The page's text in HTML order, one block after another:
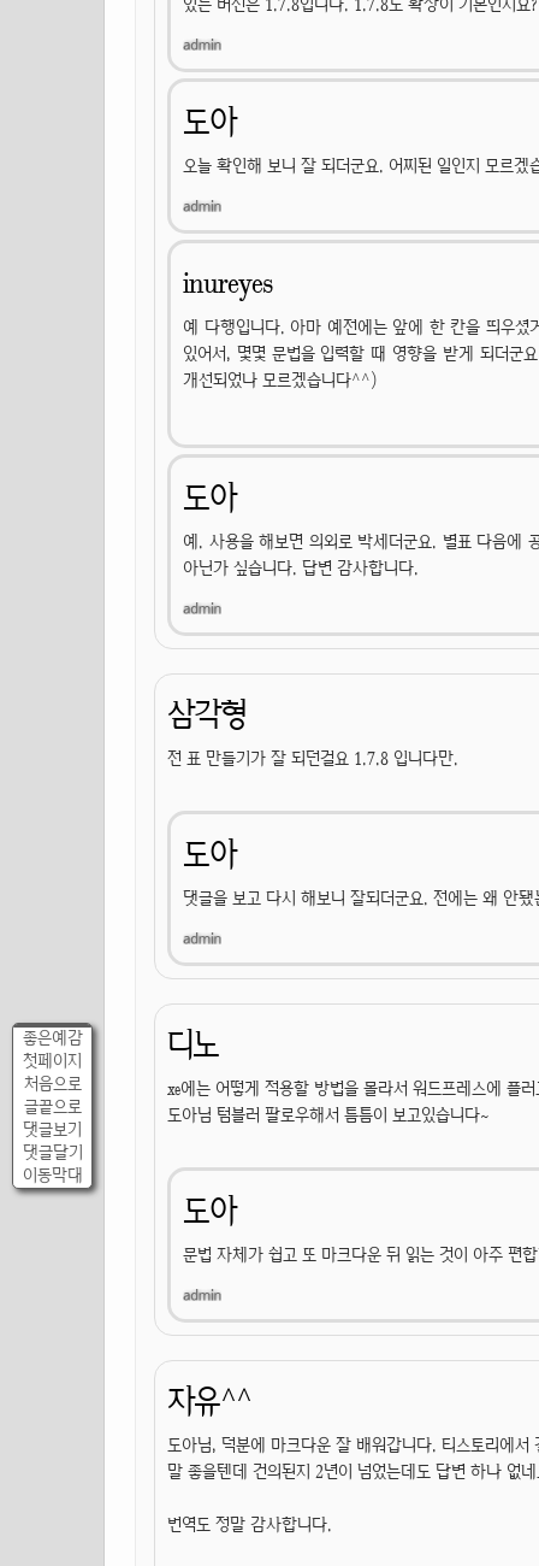
좋은예감
첫페이지
처음으로
글끝으로
댓글보기
댓글달기
이동막대
있는 버전은 1.7.8입니다. 1.7.8도 확장이 기본인지요?
도아
오늘 확인해 보니 잘 되더군요. 어찌된 일인지 모르겠
inureyes
예 다행입니다. 아마 예전에는 앞에 한 칸을 띄우셨
있어서, 몇몇 문법을 입력할 때 영향을 받게 되더군
개선되었나 모르겠습니다^^)
도아
예. 사용을 해보면 의외로 박세더군요. 별표 다음에
아닌가 싶습니다. 답변 감사합니다.
삼각형
전 표 만들기가 잘 되던걸요 1.7.8 입니다만.
도아
댓글을 보고 다시 해보니 잘되더군요. 전에는 왜 안됐
디노
xe에는 어떻게 적용할 방법을 몰라서 워드프레스에 플
도아님 텀블러 팔로우해서 틈틈이 보고있습니다~
도아
문법 자체가 쉽고 또 마크다운 뒤 읽는 것이 아주 편
자유^^
도아님, 덕분에 마크다운 잘 배워갑니다. 티스토리에서
말 좋을텐데 건의된지 2년이 넘었는데도 답변 하나 없
번역도 정말 감사합니다.